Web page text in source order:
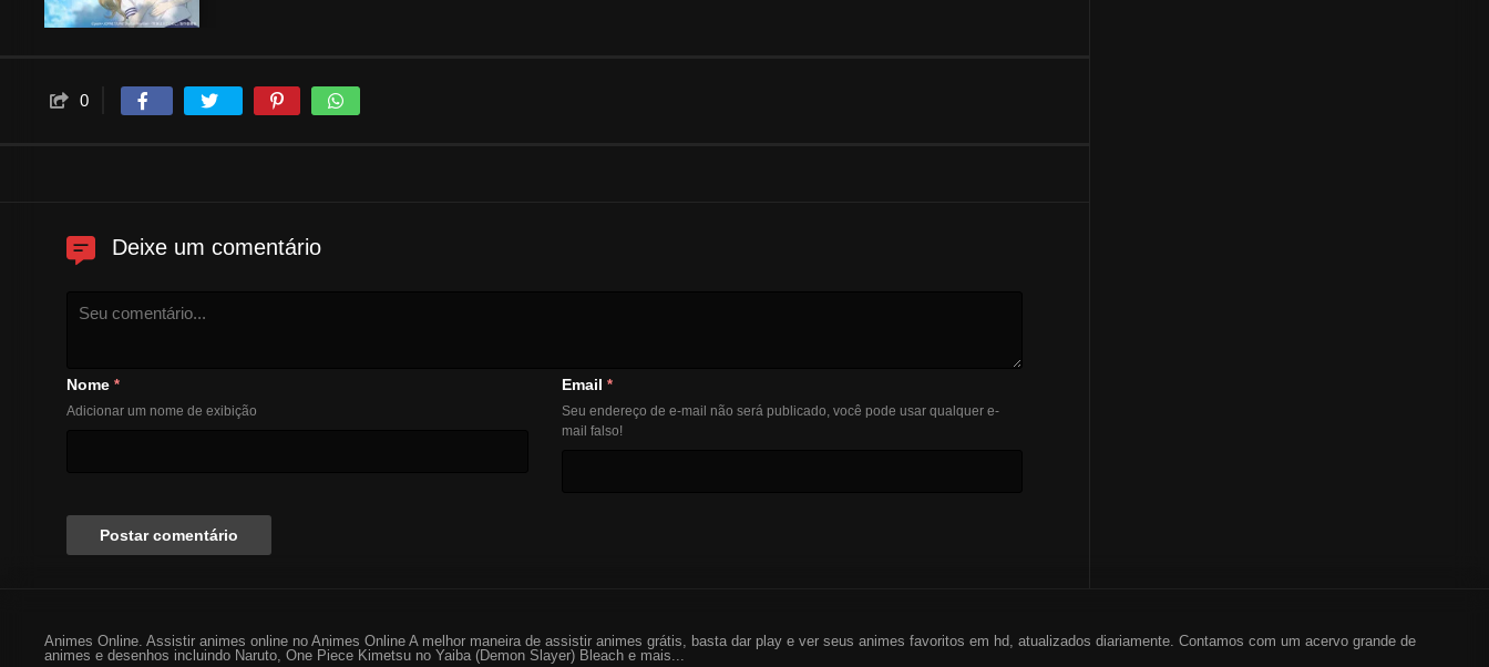
0
Deixe um comentário
Nome *
Adicionar um nome de exibição
Email *
Seu endereço de e-mail não será publicado, você pode usar qualquer e-
mail falso!
Animes Online. Assistir animes online no Animes Online A melhor maneira de assistir animes grátis, basta dar play e ver seus animes favoritos em hd, atualizados diariamente. Contamos com um acervo grande de
animes e desenhos incluindo Naruto, One Piece Kimetsu no Yaiba (Demon Slayer) Bleach e mais...